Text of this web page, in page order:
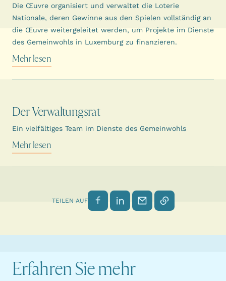
Die Œuvre organisiert und verwaltet die Loterie
Nationale, deren Gewinne aus den Spielen vollständig an
die Œuvre weitergeleitet werden, um Projekte im Dienste
des Gemeinwohls in Luxemburg zu finanzieren.
Mehr lesen
Der Verwaltungsrat
Ein vielfältiges Team im Dienste des Gemeinwohls
Mehr lesen
TEILEN AUF Auf Facebook teilen
Auf LinkedIn teilen
Per E-Mail senden
Link kopieren
Erfahren Sie mehr